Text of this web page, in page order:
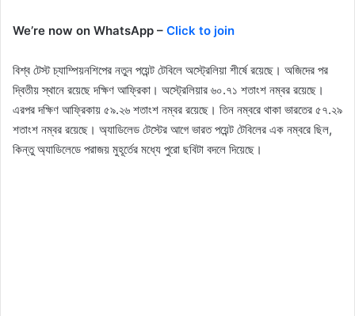
We’re now on WhatsApp – Click to join
বিশ্ব টেস্ট চ্যাম্পিয়নশিপের নতুন পয়েন্ট টেবিলে অস্ট্রেলিয়া শীর্ষে রয়েছে। অজিদের পর
দ্বিতীয় স্থানে রয়েছে দক্ষিণ আফ্রিকা। অস্ট্রেলিয়ার ৬০.৭১ শতাংশ নম্বর রয়েছে।
এরপর দক্ষিণ আফ্রিকায় ৫৯.২৬ শতাংশ নম্বর রয়েছে। তিন নম্বরে থাকা ভারতের ৫৭.২৯
শতাংশ নম্বর রয়েছে। অ্যাডিলেড টেস্টের আগে ভারত পয়েন্ট টেবিলের এক নম্বরে ছিল,
কিন্তু অ্যাডিলেডে পরাজয় মুহূর্তের মধ্যে পুরো ছবিটা বদলে দিয়েছে।